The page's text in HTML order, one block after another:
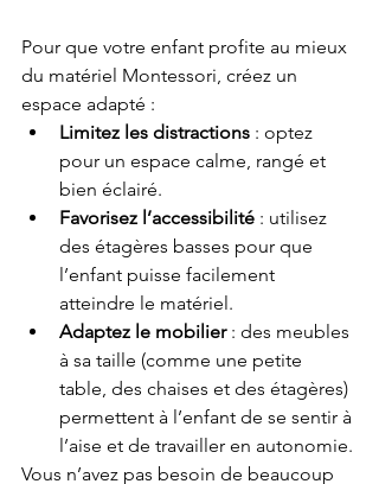
Pour que votre enfant profite au mieux
du matériel Montessori, créez un
espace adapté :
Limitez les distractions : optez
pour un espace calme, rangé et
bien éclairé.
Favorisez l’accessibilité : utilisez
des étagères basses pour que
l’enfant puisse facilement
atteindre le matériel.
Adaptez le mobilier : des meubles
à sa taille (comme une petite
table, des chaises et des étagères)
permettent à l’enfant de se sentir à
l’aise et de travailler en autonomie.
Vous n’avez pas besoin de beaucoup